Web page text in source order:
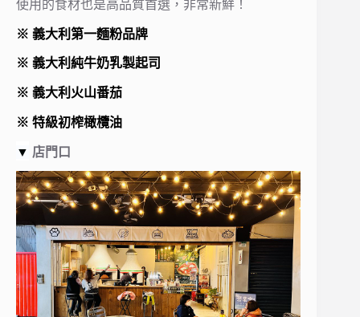
使用的食材也是高品質首選，非常新鮮！
※ 義大利第一麵粉品牌
※ 義大利純牛奶乳製起司
※ 義大利火山番茄
※ 特級初榨橄欖油
▼ 店門口